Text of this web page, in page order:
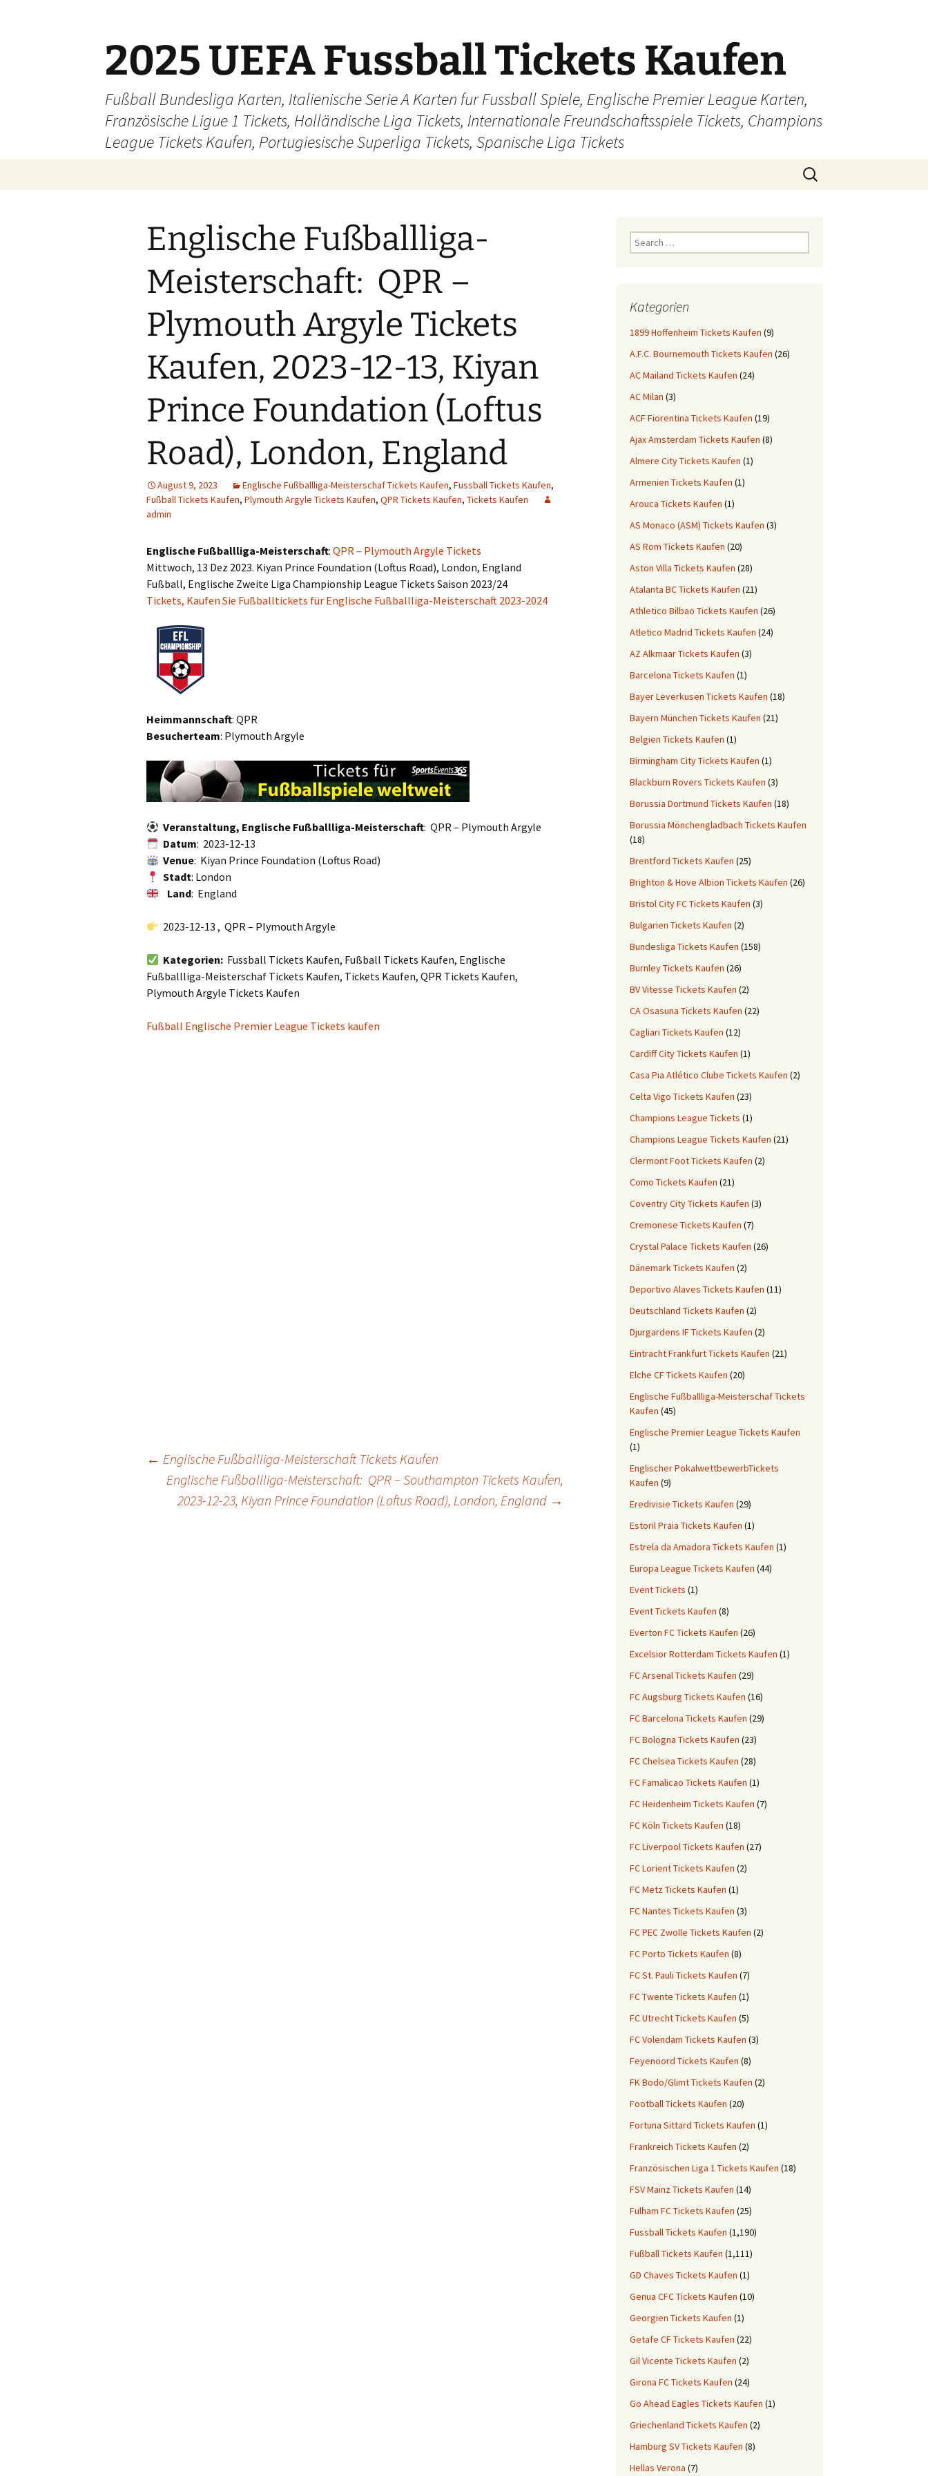
2025 UEFA Fussball Tickets Kaufen
Fußball Bundesliga Karten, Italienische Serie A Karten fur Fussball Spiele, Englische Premier League Karten,
Französische Ligue 1 Tickets, Holländische Liga Tickets, Internationale Freundschaftsspiele Tickets, Champions
League Tickets Kaufen, Portugiesische Superliga Tickets, Spanische Liga Tickets
Search
for:
Englische Fußballliga-
Meisterschaft: QPR –
Plymouth Argyle Tickets
Kaufen, 2023-12-13, Kiyan
Prince Foundation (Loftus
Road), London, England
August 9, 2023 Englische Fußballliga-Meisterschaf Tickets Kaufen, Fussball Tickets Kaufen,
Fußball Tickets Kaufen, Plymouth Argyle Tickets Kaufen, QPR Tickets Kaufen, Tickets Kaufen
admin
Englische Fußballliga-Meisterschaft: QPR – Plymouth Argyle Tickets
Mittwoch, 13 Dez 2023. Kiyan Prince Foundation (Loftus Road), London, England
Fußball, Englische Zweite Liga Championship League Tickets Saison 2023/24
Tickets, Kaufen Sie Fußballtickets für Englische Fußballliga-Meisterschaft 2023-2024
Heimmannschaft: QPR
Besucherteam: Plymouth Argyle
Veranstaltung, Englische Fußballliga-Meisterschaft: QPR – Plymouth Argyle
Datum: 2023-12-13
Venue: Kiyan Prince Foundation (Loftus Road)
Stadt: London
Land: England
2023-12-13 , QPR – Plymouth Argyle
Kategorien: Fussball Tickets Kaufen, Fußball Tickets Kaufen, Englische
Fußballliga-Meisterschaf Tickets Kaufen, Tickets Kaufen, QPR Tickets Kaufen,
Plymouth Argyle Tickets Kaufen
Fußball Englische Premier League Tickets kaufen
← Englische Fußballliga-Meisterschaft Tickets Kaufen
Englische Fußballliga-Meisterschaft: QPR – Southampton Tickets Kaufen,
2023-12-23, Kiyan Prince Foundation (Loftus Road), London, England →
Search
for:
Kategorien
1899 Hoffenheim Tickets Kaufen (9)
A.F.C. Bournemouth Tickets Kaufen (26)
AC Mailand Tickets Kaufen (24)
AC Milan (3)
ACF Fiorentina Tickets Kaufen (19)
Ajax Amsterdam Tickets Kaufen (8)
Almere City Tickets Kaufen (1)
Armenien Tickets Kaufen (1)
Arouca Tickets Kaufen (1)
AS Monaco (ASM) Tickets Kaufen (3)
AS Rom Tickets Kaufen (20)
Aston Villa Tickets Kaufen (28)
Atalanta BC Tickets Kaufen (21)
Athletico Bilbao Tickets Kaufen (26)
Atletico Madrid Tickets Kaufen (24)
AZ Alkmaar Tickets Kaufen (3)
Barcelona Tickets Kaufen (1)
Bayer Leverkusen Tickets Kaufen (18)
Bayern München Tickets Kaufen (21)
Belgien Tickets Kaufen (1)
Birmingham City Tickets Kaufen (1)
Blackburn Rovers Tickets Kaufen (3)
Borussia Dortmund Tickets Kaufen (18)
Borussia Mönchengladbach Tickets Kaufen
(18)
Brentford Tickets Kaufen (25)
Brighton & Hove Albion Tickets Kaufen (26)
Bristol City FC Tickets Kaufen (3)
Bulgarien Tickets Kaufen (2)
Bundesliga Tickets Kaufen (158)
Burnley Tickets Kaufen (26)
BV Vitesse Tickets Kaufen (2)
CA Osasuna Tickets Kaufen (22)
Cagliari Tickets Kaufen (12)
Cardiff City Tickets Kaufen (1)
Casa Pia Atlético Clube Tickets Kaufen (2)
Celta Vigo Tickets Kaufen (23)
Champions League Tickets (1)
Champions League Tickets Kaufen (21)
Clermont Foot Tickets Kaufen (2)
Como Tickets Kaufen (21)
Coventry City Tickets Kaufen (3)
Cremonese Tickets Kaufen (7)
Crystal Palace Tickets Kaufen (26)
Dänemark Tickets Kaufen (2)
Deportivo Alaves Tickets Kaufen (11)
Deutschland Tickets Kaufen (2)
Djurgardens IF Tickets Kaufen (2)
Eintracht Frankfurt Tickets Kaufen (21)
Elche CF Tickets Kaufen (20)
Englische Fußballliga-Meisterschaf Tickets
Kaufen (45)
Englische Premier League Tickets Kaufen
(1)
Englischer PokalwettbewerbTickets
Kaufen (9)
Eredivisie Tickets Kaufen (29)
Estoril Praia Tickets Kaufen (1)
Estrela da Amadora Tickets Kaufen (1)
Europa League Tickets Kaufen (44)
Event Tickets (1)
Event Tickets Kaufen (8)
Everton FC Tickets Kaufen (26)
Excelsior Rotterdam Tickets Kaufen (1)
FC Arsenal Tickets Kaufen (29)
FC Augsburg Tickets Kaufen (16)
FC Barcelona Tickets Kaufen (29)
FC Bologna Tickets Kaufen (23)
FC Chelsea Tickets Kaufen (28)
FC Famalicao Tickets Kaufen (1)
FC Heidenheim Tickets Kaufen (7)
FC Köln Tickets Kaufen (18)
FC Liverpool Tickets Kaufen (27)
FC Lorient Tickets Kaufen (2)
FC Metz Tickets Kaufen (1)
FC Nantes Tickets Kaufen (3)
FC PEC Zwolle Tickets Kaufen (2)
FC Porto Tickets Kaufen (8)
FC St. Pauli Tickets Kaufen (7)
FC Twente Tickets Kaufen (1)
FC Utrecht Tickets Kaufen (5)
FC Volendam Tickets Kaufen (3)
Feyenoord Tickets Kaufen (8)
FK Bodo/Glimt Tickets Kaufen (2)
Football Tickets Kaufen (20)
Fortuna Sittard Tickets Kaufen (1)
Frankreich Tickets Kaufen (2)
Französischen Liga 1 Tickets Kaufen (18)
FSV Mainz Tickets Kaufen (14)
Fulham FC Tickets Kaufen (25)
Fussball Tickets Kaufen (1,190)
Fußball Tickets Kaufen (1,111)
GD Chaves Tickets Kaufen (1)
Genua CFC Tickets Kaufen (10)
Georgien Tickets Kaufen (1)
Getafe CF Tickets Kaufen (22)
Gil Vicente Tickets Kaufen (2)
Girona FC Tickets Kaufen (24)
Go Ahead Eagles Tickets Kaufen (1)
Griechenland Tickets Kaufen (2)
Hamburg SV Tickets Kaufen (8)
Hellas Verona (7)